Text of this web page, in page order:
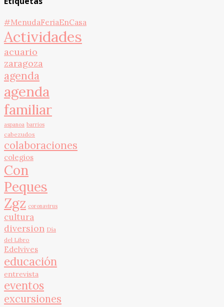
#MenudaFeriaEnCasa
Actividades
acuario
zaragoza
agenda
agenda
familiar
aspanoa barrios
cabezudos
colaboraciones
colegios
Con
Peques
Zgz coronavirus
cultura
diversion Día
del Libro
Edelvives
educación
entrevista
eventos
excursiones